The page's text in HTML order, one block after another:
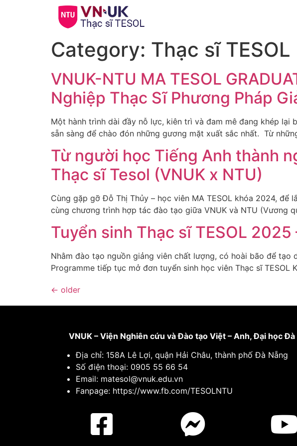
Category: Thạc sĩ TESOL
VNUK-NTU MA TESOL
Nghiệp Thạc Sĩ Phương Pháp
Một hành trình dài đầy nỗ lực, kiên trì và đam mê đang khép lại
sẵn sàng để chào đón những gương mặt xuất sắc nhất. ️ Từ
Từ người học Tiếng Anh thành
Thạc sĩ Tesol (VNUK x NTU)
Cùng gặp gỡ Đỗ Thị Thủy – học viên MA TESOL khóa 2024,
cùng chương trình hợp tác đào tạo giữa VNUK và NTU (Vương
Tuyển sinh Thạc sĩ TESOL
Nhằm đào tạo nguồn giảng viên chất lượng, có hoài bão để
Programme tiếp tục mở đơn tuyển sinh học viên Thạc sĩ TESOL
← older
VNUK – Viện Nghiên cứu và Đào tạo Việt – Anh,Đại học Đà
Địa chỉ: 158A Lê Lợi, quận Hải Châu, thành phố Đà Nẵng
Số điện thoại: 0905 55 66 54
Email: matesol@vnuk.edu.vn
Fanpage: https://www.fb.com/TESOLNTU